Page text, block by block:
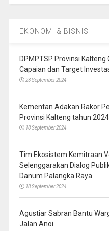
EKONOMI & BISNIS
DPMPTSP Provinsi
Capaian dan Target
23 September 2024
Kementan Adakan Rakor
Provinsi Kalteng tahun 2024
18 September 2024
Tim Ekosistem Kemitraan
Selenggarakan Dialog
Danum Palangka Raya
18 September 2024
Agustiar Sabran Bantu
Jalan Anoi